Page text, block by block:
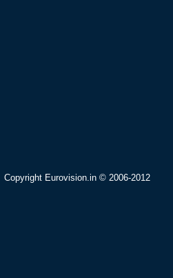
Copyright Eurovision.in © 2006-2012